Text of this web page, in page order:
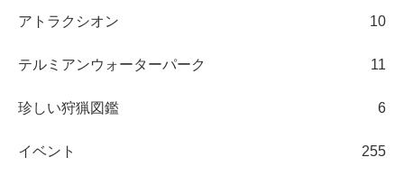
アトラクシオン 10
テルミアンウォーターパーク 11
珍しい狩猟図鑑 6
イベント 255